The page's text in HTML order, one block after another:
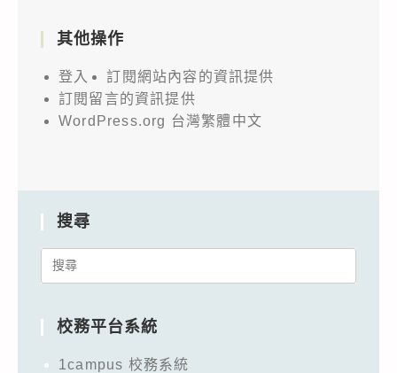
其他操作
登入
訂閱網站內容的資訊提供
訂閱留言的資訊提供
WordPress.org 台灣繁體中文
搜尋
Search
校務平台系統
1campus 校務系統